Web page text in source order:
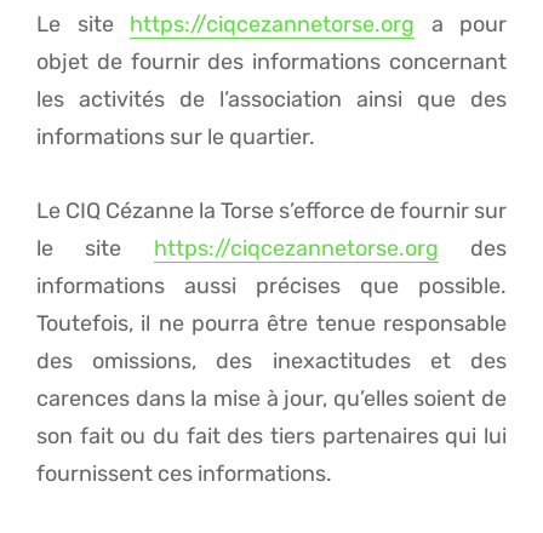
Le site https://ciqcezannetorse.org a pour
objet de fournir des informations concernant
les activités de l’association ainsi que des
informations sur le quartier.
Le CIQ Cézanne la Torse s’efforce de fournir sur
le site https://ciqcezannetorse.org des
informations aussi précises que possible.
Toutefois, il ne pourra être tenue responsable
des omissions, des inexactitudes et des
carences dans la mise à jour, qu’elles soient de
son fait ou du fait des tiers partenaires qui lui
fournissent ces informations.